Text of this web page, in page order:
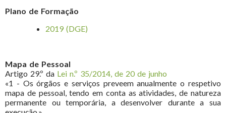
Plano de Formação
2019 (DGE)
Mapa de Pessoal
Artigo 29.º da Lei n.º 35/2014, de 20 de junho
«1 - Os órgãos e serviços preveem anualmente o respetivo
mapa de pessoal, tendo em conta as atividades, de natureza
permanente ou temporária, a desenvolver durante a sua